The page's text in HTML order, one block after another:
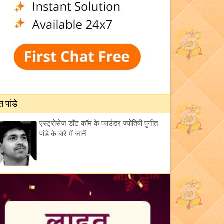
पांडे
एस्ट्रोसेज डॉट कॉम के फाउंडर ज्योतिषी पुनीत
पांडे के बारे में जानें